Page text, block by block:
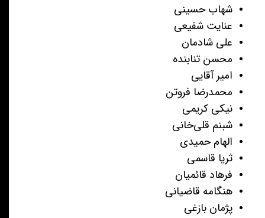
شهاب حسینی
عنایت شفیعی
علی شادمان
محسن تنابنده
امیر آقایی
محمدرضا فروتن
نیکی کریمی
شبنم قلی‌خانی
الهام حمیدی
ثریا قاسمی
فرهاد قائمیان
هنگامه قاضیانی
پژمان بازغی